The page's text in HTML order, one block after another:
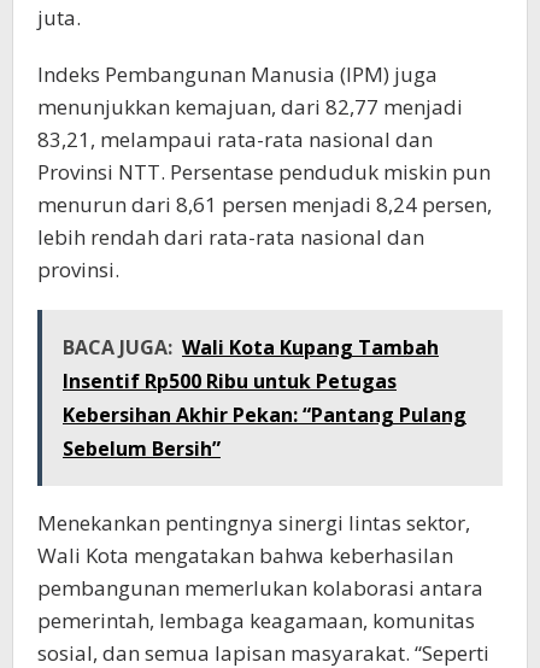
juta.
Indeks Pembangunan Manusia (IPM) juga
menunjukkan kemajuan, dari 82,77 menjadi
83,21, melampaui rata-rata nasional dan
Provinsi NTT. Persentase penduduk miskin pun
menurun dari 8,61 persen menjadi 8,24 persen,
lebih rendah dari rata-rata nasional dan
provinsi.
BACA JUGA: Wali Kota Kupang Tambah
Insentif Rp500 Ribu untuk Petugas
Kebersihan Akhir Pekan: “Pantang Pulang
Sebelum Bersih”
Menekankan pentingnya sinergi lintas sektor,
Wali Kota mengatakan bahwa keberhasilan
pembangunan memerlukan kolaborasi antara
pemerintah, lembaga keagamaan, komunitas
sosial, dan semua lapisan masyarakat. “Seperti